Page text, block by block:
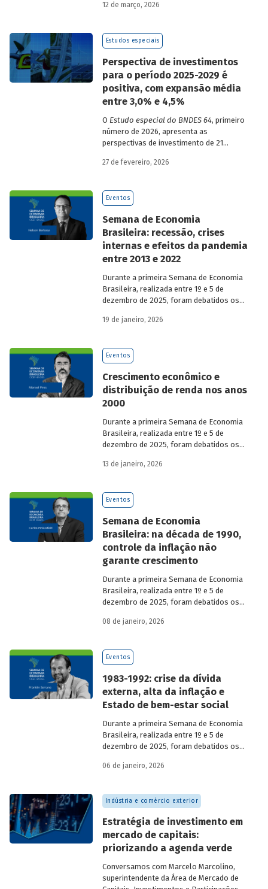
como programas de aceleração têm
desafio.
12 de março, 2026
Estudos especiais
Perspectiva de investimentos
para o período 2025-2029 é
positiva, com expansão média
entre 3,0% e 4,5%
O Estudo especial do BNDES 64, primeiro
número de 2026, apresenta as
perspectivas de investimento de 21
período de 2025 a 2029.
27 de fevereiro, 2026
Eventos
Semana de Economia
Brasileira: recessão, crises
internas e efeitos da pandemia
entre 2013 e 2022
Durante a primeira Semana de Economia
Brasileira, realizada entre 1º e 5 de
dezembro de 2025, foram debatidos os
economia do país nos últimos 40 anos,
economistas renomados.
19 de janeiro, 2026
Eventos
Crescimento econômico e
distribuição de renda nos anos
2000
Durante a primeira Semana de Economia
Brasileira, realizada entre 1º e 5 de
dezembro de 2025, foram debatidos os
economia do país nos últimos 40 anos,
economistas renomados.
13 de janeiro, 2026
Eventos
Semana de Economia
Brasileira: na década de 1990,
controle da inflação não
garante crescimento
Durante a primeira Semana de Economia
Brasileira, realizada entre 1º e 5 de
dezembro de 2025, foram debatidos os
economia do país nos últimos 40 anos,
economistas renomados.
08 de janeiro, 2026
Eventos
1983-1992: crise da dívida
externa, alta da inflação e
Estado de bem-estar social
Durante a primeira Semana de Economia
Brasileira, realizada entre 1º e 5 de
dezembro de 2025, foram debatidos os
economia do país nos últimos 40 anos,
economistas renomados.
06 de janeiro, 2026
Indústria e comércio exterior
Estratégia de investimento em
mercado de capitais:
priorizando a agenda verde
Conversamos com Marcelo Marcolino,
superintendente da Área de Mercado de